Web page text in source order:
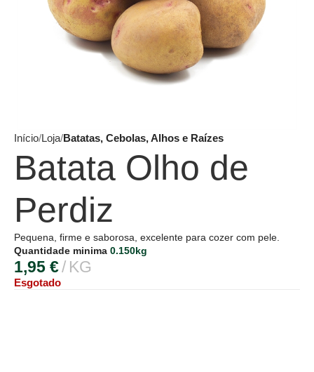
Início Loja Batatas, Cebolas, Alhos e Raízes
Batata Olho de
Perdiz
Pequena, firme e saborosa, excelente para cozer com pele.
Quantidade minima 0.150kg
1,95 € KG
Esgotado